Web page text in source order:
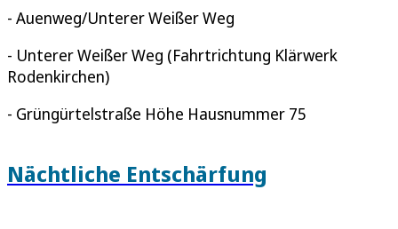
- Auenweg/Unterer Weißer Weg
- Unterer Weißer Weg (Fahrtrichtung Klärwerk
Rodenkirchen)
- Grüngürtelstraße Höhe Hausnummer 75
Nächtliche Entschärfung